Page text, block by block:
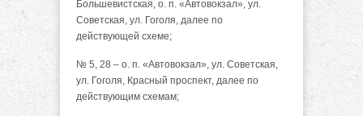
Большевистская, о. п. «Автовокзал», ул.
Советская, ул. Гоголя, далее по
действующей схеме;
№ 5, 28 – о. п. «Автовокзал», ул. Советская,
ул. Гоголя, Красный проспект, далее по
действующим схемам;